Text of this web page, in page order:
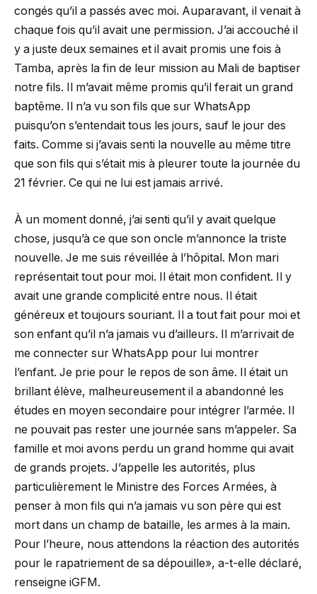
congés qu’il a passés avec moi. Auparavant, il venait à
chaque fois qu’il avait une permission. J’ai accouché il
y a juste deux semaines et il avait promis une fois à
Tamba, après la fin de leur mission au Mali de baptiser
notre fils. Il m’avait même promis qu’il ferait un grand
baptême. Il n’a vu son fils que sur WhatsApp
puisqu’on s’entendait tous les jours, sauf le jour des
faits. Comme si j’avais senti la nouvelle au même titre
que son fils qui s’était mis à pleurer toute la journée du
21 février. Ce qui ne lui est jamais arrivé.
À un moment donné, j’ai senti qu’il y avait quelque
chose, jusqu’à ce que son oncle m’annonce la triste
nouvelle. Je me suis réveillée à l’hôpital. Mon mari
représentait tout pour moi. Il était mon confident. Il y
avait une grande complicité entre nous. Il était
généreux et toujours souriant. Il a tout fait pour moi et
son enfant qu’il n’a jamais vu d’ailleurs. Il m’arrivait de
me connecter sur WhatsApp pour lui montrer
l’enfant. Je prie pour le repos de son âme. Il était un
brillant élève, malheureusement il a abandonné les
études en moyen secondaire pour intégrer l’armée. Il
ne pouvait pas rester une journée sans m’appeler. Sa
famille et moi avons perdu un grand homme qui avait
de grands projets. J’appelle les autorités, plus
particulièrement le Ministre des Forces Armées, à
penser à mon fils qui n’a jamais vu son père qui est
mort dans un champ de bataille, les armes à la main.
Pour l’heure, nous attendons la réaction des autorités
pour le rapatriement de sa dépouille», a-t-elle déclaré,
renseigne iGFM.